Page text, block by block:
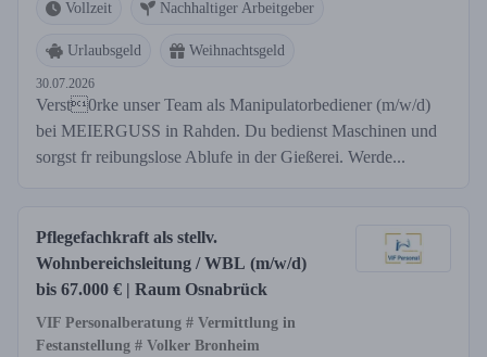
Vollzeit Nachhaltiger Arbeitgeber
Urlaubsgeld Weihnachtsgeld
30.07.2026
Verst0rke unser Team als Manipulatorbediener (m/w/d)
bei MEIERGUSS in Rahden. Du bedienst Maschinen und
sorgst fr reibungslose Ablufe in der Gießerei. Werde...
Pflegefachkraft als stellv.
Wohnbereichsleitung / WBL (m/w/d)
bis 67.000 € | Raum Osnabrück
VIF Personalberatung # Vermittlung in
Festanstellung # Volker Bronheim